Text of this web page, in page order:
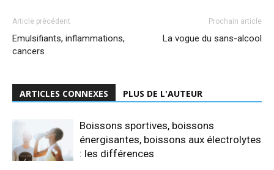
Article précédent
Emulsifiants, inflammations,
cancers
Prochain article
La vogue du sans-alcool
ARTICLES CONNEXES PLUS DE L'AUTEUR
Boissons sportives, boissons
énergisantes, boissons aux électrolytes
: les différences